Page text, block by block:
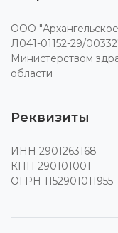
ООО
Л041-01152-29/
Министерством
области
Реквизиты
ИНН 2901263168
КПП 290101001
ОГРН 1152901011955